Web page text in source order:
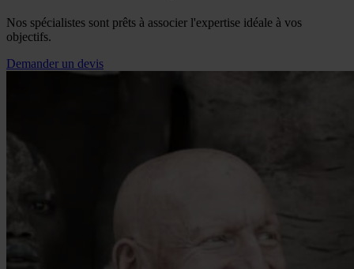
Nos spécialistes sont prêts à associer l'expertise idéale à vos
objectifs.
Demander un devis